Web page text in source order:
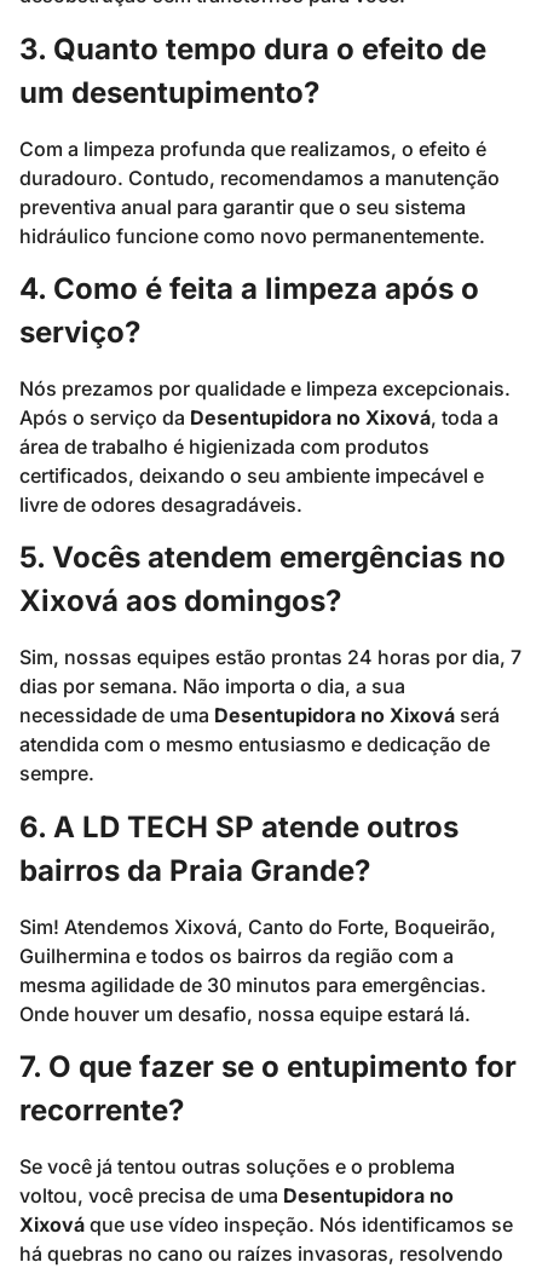
3. Quanto tempo dura o efeito de
um desentupimento?
Com a limpeza profunda que realizamos, o efeito é
duradouro. Contudo, recomendamos a manutenção
preventiva anual para garantir que o seu sistema
hidráulico funcione como novo permanentemente.
4. Como é feita a limpeza após o
serviço?
Nós prezamos por qualidade e limpeza excepcionais.
Após o serviço da Desentupidora no Xixová, toda a
área de trabalho é higienizada com produtos
certificados, deixando o seu ambiente impecável e
livre de odores desagradáveis.
5. Vocês atendem emergências no
Xixová aos domingos?
Sim, nossas equipes estão prontas 24 horas por dia, 7
dias por semana. Não importa o dia, a sua
necessidade de uma Desentupidora no Xixová será
atendida com o mesmo entusiasmo e dedicação de
sempre.
6. A LD TECH SP atende outros
bairros da Praia Grande?
Sim! Atendemos Xixová, Canto do Forte, Boqueirão,
Guilhermina e todos os bairros da região com a
mesma agilidade de 30 minutos para emergências.
Onde houver um desafio, nossa equipe estará lá.
7. O que fazer se o entupimento for
recorrente?
Se você já tentou outras soluções e o problema
voltou, você precisa de uma Desentupidora no
Xixová que use vídeo inspeção. Nós identificamos se
há quebras no cano ou raízes invasoras, resolvendo